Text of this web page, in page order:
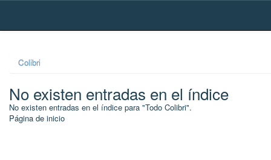
Skip
Colibri
No existen entradas en el índice
No existen entradas en el índice para "Todo Colibri".
Página de inicio